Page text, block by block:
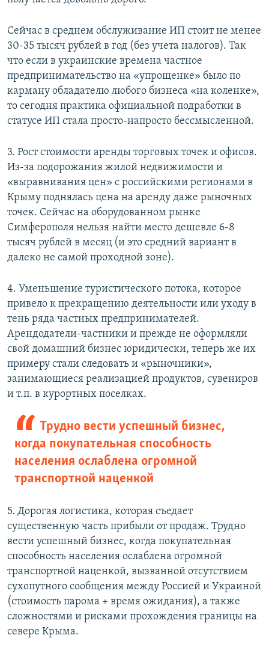
Сейчас в среднем обслуживание ИП стоит не менее
30-35 тысяч рублей в год (без учета налогов). Так
что если в украинские времена частное
предпринимательство на «упрощенке» было по
карману обладателю любого бизнеса «на коленке»,
то сегодня практика официальной подработки в
статусе ИП стала просто-напросто бессмысленной.
3. Рост стоимости аренды торговых точек и офисов.
Из-за подорожания жилой недвижимости и
«выравнивания цен» с российскими регионами в
Крыму поднялась цена на аренду даже рыночных
точек. Сейчас на оборудованном рынке
Симферополя нельзя найти место дешевле 6-8
тысяч рублей в месяц (и это средний вариант в
далеко не самой проходной зоне).
4. Уменьшение туристического потока, которое
привело к прекращению деятельности или уходу в
тень ряда частных предпринимателей.
Арендодатели-частники и прежде не оформляли
свой домашний бизнес юридически, теперь же их
примеру стали следовать и «рыночники»,
занимающиеся реализацией продуктов, сувениров
и т.п. в курортных поселках.
Трудно вести успешный бизнес,
когда покупательная способность
населения ослаблена огромной
транспортной наценкой
5. Дорогая логистика, которая съедает
существенную часть прибыли от продаж. Трудно
вести успешный бизнес, когда покупательная
способность населения ослаблена огромной
транспортной наценкой, вызванной отсутствием
сухопутного сообщения между Россией и Украиной
(стоимость парома + время ожидания), а также
сложностями и рисками прохождения границы на
севере Крыма.